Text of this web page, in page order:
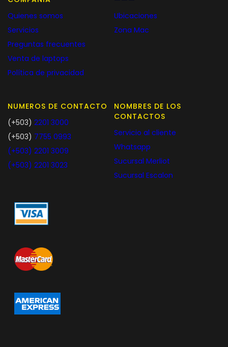
Quienes somos
Servicios
Preguntas frecuentes
Venta de laptops
Política de privacidad
Ubicaciones
Zona Mac
NUMEROS DE CONTACTO
(+503) 2201 3000
(+503) 7755 0993
(+503) 2201 3009
(+503) 2201 3023
NOMBRES DE LOS
CONTACTOS
Servicio al cliente
Whatsapp
Sucursal Merliot
Sucursal Escalon